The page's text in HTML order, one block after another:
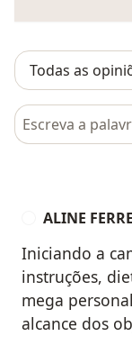
Pesquisar em
ALINE
Iniciando a
instruções,
mega
alcance dos